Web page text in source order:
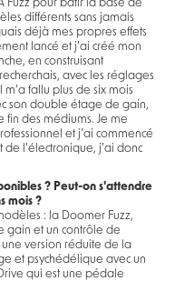
Fuzz pour bâtir la base de
différents sans jamais
déjà mes propres effets
lancé et j’ai créé mon
en construisant
avec les réglages
fallu plus de six mois
son double étage de gain,
des médiums. Je me
et j’ai commencé
l’électronique, j’ai donc
? Peut-on s'attendre
mois ?
: la Doomer Fuzz,
gain et un contrôle de
version réduite de la
et psychédélique avec un
qui est une pédale